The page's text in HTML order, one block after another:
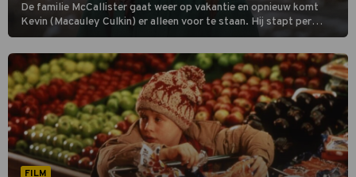
De familie McCallister gaat weer op vakantie en opnieuw komt
Kevin (Macauley Culkin) er alleen voor te staan. Hij stapt per
ongeluk in het verkeerde vliegtuig en belandt in New York. Daar
komt hij zijn oude rivalen weer tegen: de inbrekers Harry en Marv.
FILM